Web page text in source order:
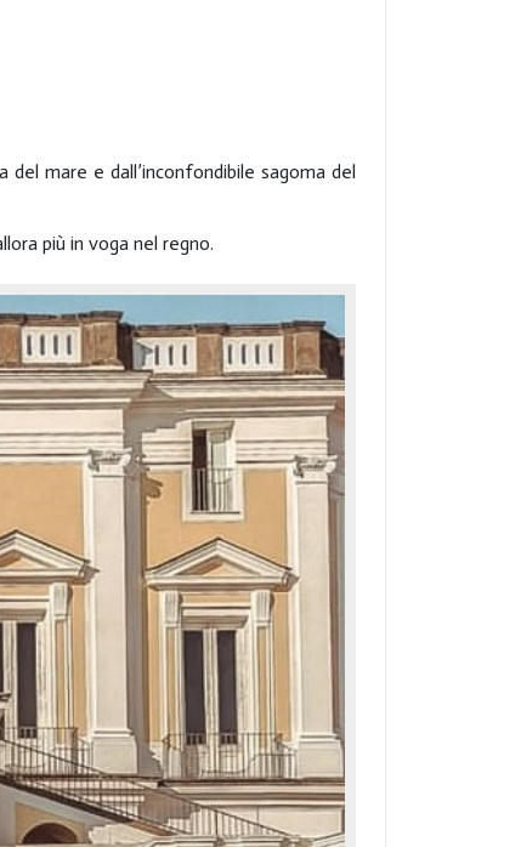
mare e dall’inconfondibile sagoma del
più in voga nel regno.